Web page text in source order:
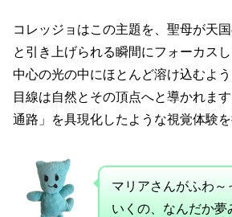
コレッジョはこの主題を、聖母が天
と引き上げられる瞬間にフォーカス
中心の光の中にほとんど溶け込むよ
目線は自然とその頂点へと導かれま
通路」を具現化したような視覚体験を
マリアさんがふわ～
いくの、なんだか夢